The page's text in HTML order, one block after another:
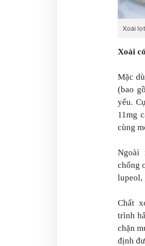
Xoài
Xoài
Mặc
(bao
yếu.
11mg
cùng
Ngoài
chống
lupeol,
Chất
trình
chặn
định